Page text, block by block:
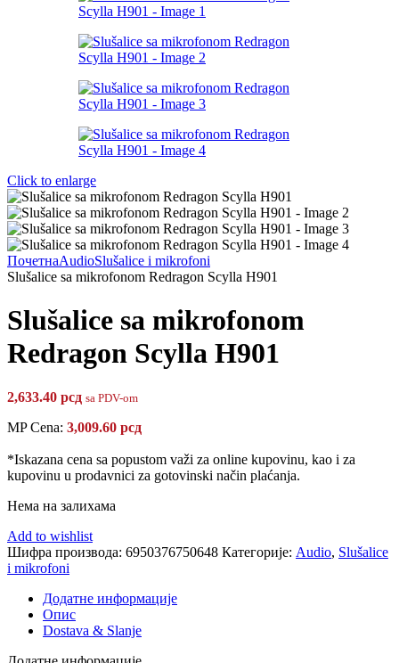
Click to enlarge
ПочетнаAudioSlušalice i mikrofoni
Slušalice sa mikrofonom Redragon Scylla H901
Slušalice sa mikrofonom
Redragon Scylla H901
2,633.40 рсд sa PDV-om
MP Cena: 3,009.60 рсд
*Iskazana cena sa popustom važi za online kupovinu, kao i za
kupovinu u prodavnici za gotovinski način plaćanja.
Нема на залихама
Add to wishlist
Шифра производа: 6950376750648 Категорије: Audio, Slušalice
i mikrofoni
Додатне информације
Опис
Dostava & Slanje